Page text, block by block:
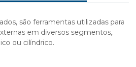
são ferramentas utilizadas para
em diversos segmentos,
ou cilíndrico.